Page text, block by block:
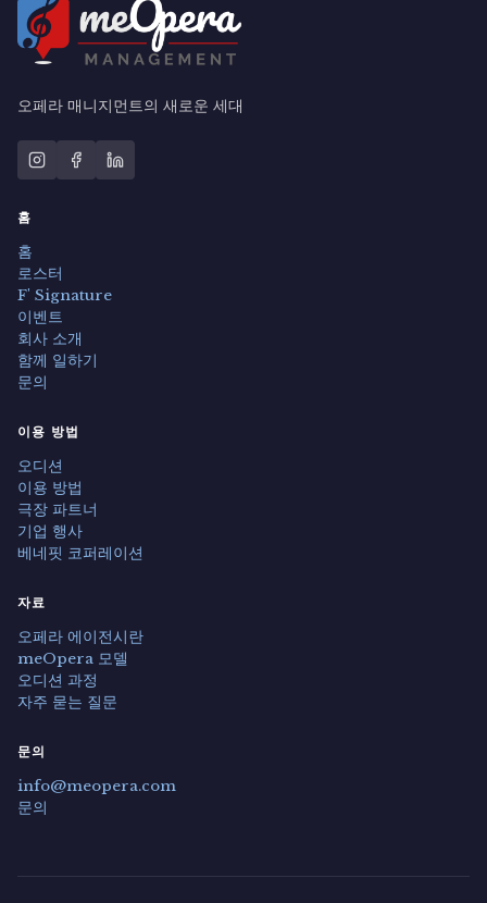
오페라 매니지먼트의 새로운 세대
홈
홈
로스터
F' Signature
이벤트
회사 소개
함께 일하기
문의
이용 방법
오디션
이용 방법
극장 파트너
기업 행사
베네핏 코퍼레이션
자료
오페라 에이전시란
meOpera 모델
오디션 과정
자주 묻는 질문
문의
info@meopera.com
문의